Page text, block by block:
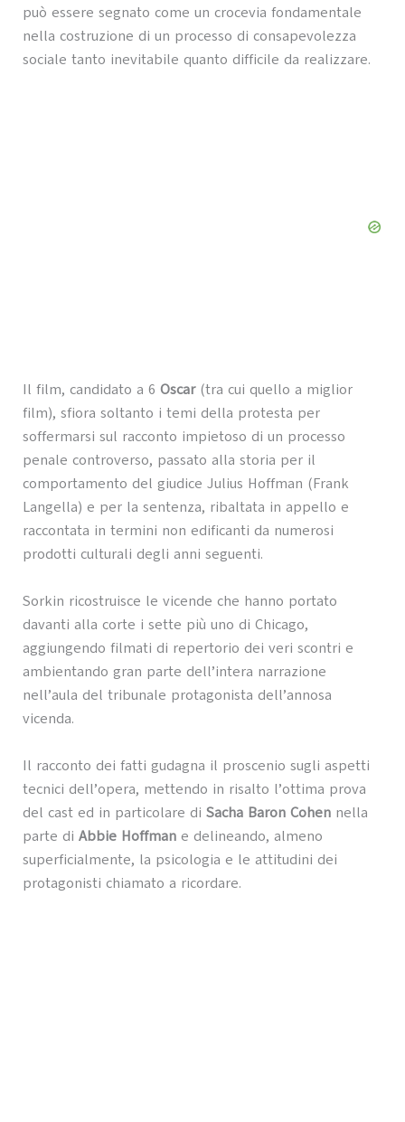
può essere segnato come un crocevia fondamentale
nella costruzione di un processo di consapevolezza
sociale tanto inevitabile quanto difficile da realizzare.
Il film, candidato a 6 Oscar (tra cui quello a miglior
film), sfiora soltanto i temi della protesta per
soffermarsi sul racconto impietoso di un processo
penale controverso, passato alla storia per il
comportamento del giudice Julius Hoffman (Frank
Langella) e per la sentenza, ribaltata in appello e
raccontata in termini non edificanti da numerosi
prodotti culturali degli anni seguenti.
Sorkin ricostruisce le vicende che hanno portato
davanti alla corte i sette più uno di Chicago,
aggiungendo filmati di repertorio dei veri scontri e
ambientando gran parte dell’intera narrazione
nell’aula del tribunale protagonista dell’annosa
vicenda.
Il racconto dei fatti gudagna il proscenio sugli aspetti
tecnici dell’opera, mettendo in risalto l’ottima prova
del cast ed in particolare di Sacha Baron Cohennella
parte di Abbie Hoffmane delineando, almeno
superficialmente, la psicologia e le attitudini dei
protagonisti chiamato a ricordare.